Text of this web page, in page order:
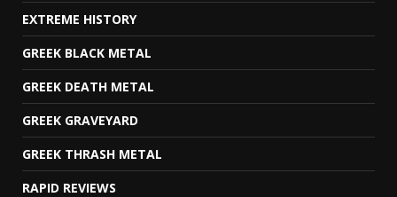
EXTREME HISTORY
GREEK BLACK METAL
GREEK DEATH METAL
GREEK GRAVEYARD
GREEK THRASH METAL
RAPID REVIEWS